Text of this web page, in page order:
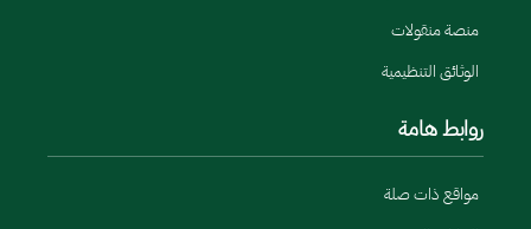
منصة منقولات
الوثائق التنظيمية
روابط هامة
مواقع ذات صلة